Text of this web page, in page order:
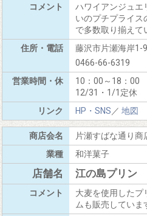
ハワイアンジュエ
いのプチプライス
で多数取り揃えて
藤沢市片瀬海岸
0466-66-6319
10：00～18：00
12/31・1/1定休
HP・SNS／ 地図
片瀬すばな通り商
和洋菓子
江の島プリン
大麦を使用した
ムも販売していま